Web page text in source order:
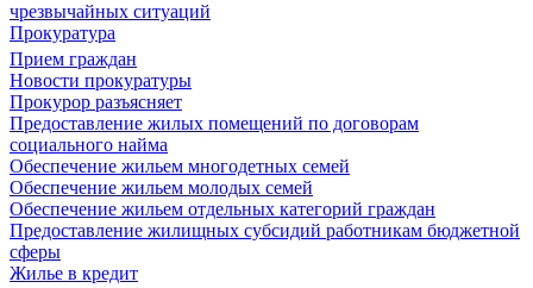
чрезвычайных ситуаций
Прокуратура
Прием граждан
Новости прокуратуры
Прокурор разъясняет
Предоставление жилых помещений по договорам
социального найма
Обеспечение жильем многодетных семей
Обеспечение жильем молодых семей
Обеспечение жильем отдельных категорий граждан
Предоставление жилищных субсидий работникам бюджетной
сферы
Жилье в кредит